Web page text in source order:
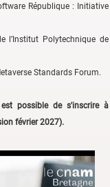
République : Initiative
l’Institut Polytechnique de
Standards Forum.
possible de s'inscrire à
février 2027).